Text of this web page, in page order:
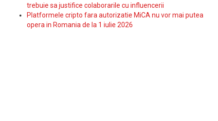
trebuie sa justifice colaborarile cu influencerii
Platformele cripto fara autorizatie MiCA nu vor mai putea
opera in Romania de la 1 iulie 2026